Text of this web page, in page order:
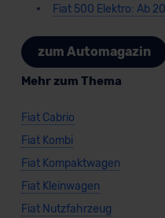
Fiat 500 Elektro: Ab
zum Automagazin
Mehr zum Thema
Fiat Cabrio
Fiat Kombi
Fiat Kompaktwagen
Fiat Kleinwagen
Fiat Nutzfahrzeug